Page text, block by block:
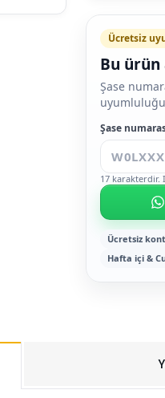
Ücretsiz
Bu ürün
Şase
Şase
17 karakterdir.
Ücretsiz
Hafta içi &